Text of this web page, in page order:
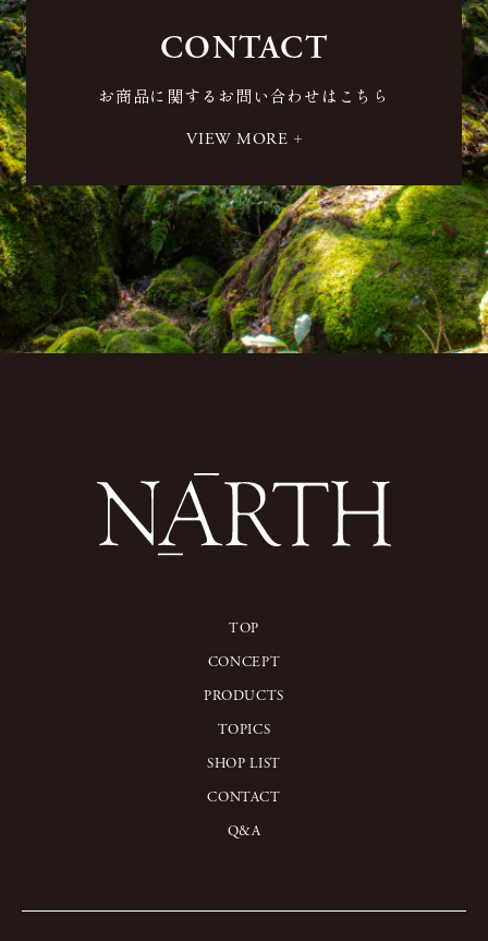
CONTACT
お商品に関するお問い合わせはこちら
VIEW MORE
TOP
CONCEPT
PRODUCTS
TOPICS
SHOP LIST
CONTACT
Q&A